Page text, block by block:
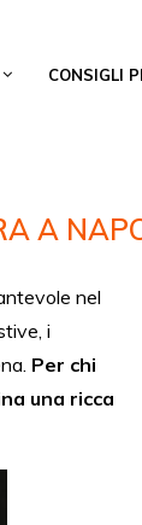
CONSIGLI
A
nel
i
Per chi
una ricca